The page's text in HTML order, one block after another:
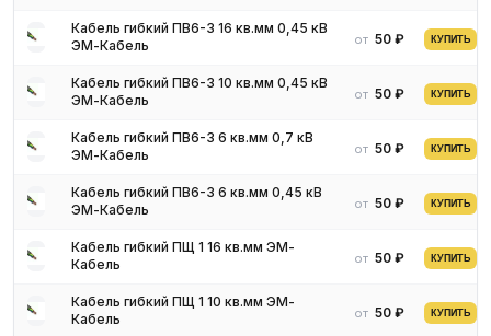
Кабель гибкий ПВ6-З 16 кв.мм 0,45 кВ
ЭМ-Кабель
от 50 ₽ КУПИТЬ
Кабель гибкий ПВ6-З 10 кв.мм 0,45 кВ
ЭМ-Кабель
от 50 ₽ КУПИТЬ
Кабель гибкий ПВ6-З 6 кв.мм 0,7 кВ
ЭМ-Кабель
от 50 ₽ КУПИТЬ
Кабель гибкий ПВ6-З 6 кв.мм 0,45 кВ
ЭМ-Кабель
от 50 ₽ КУПИТЬ
Кабель гибкий ПЩ 1 16 кв.мм ЭМ-
Кабель
от 50 ₽ КУПИТЬ
Кабель гибкий ПЩ 1 10 кв.мм ЭМ-
Кабель
от 50 ₽ КУПИТЬ